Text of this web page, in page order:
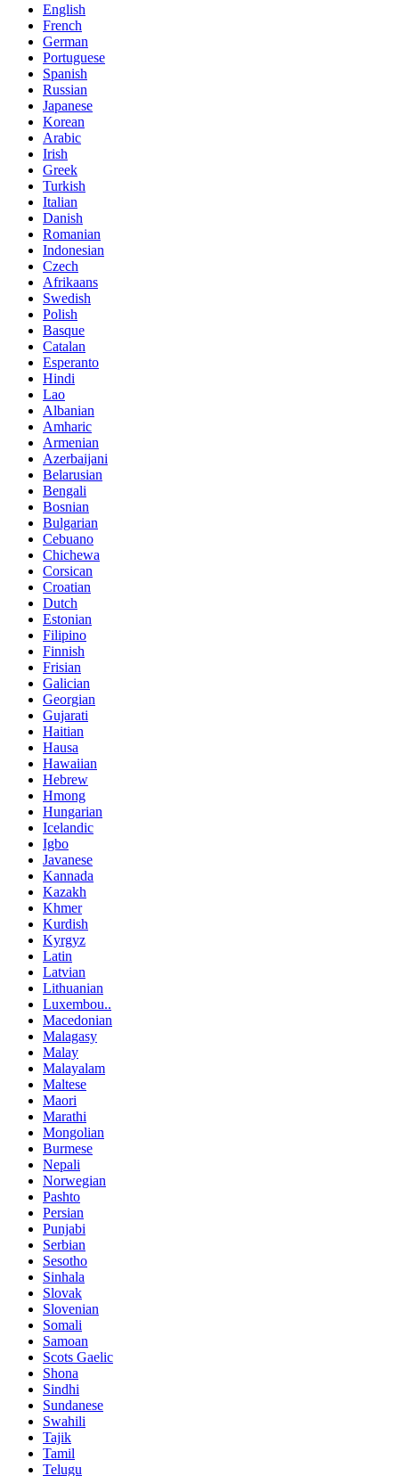
English
French
German
Portuguese
Spanish
Russian
Japanese
Korean
Arabic
Irish
Greek
Turkish
Italian
Danish
Romanian
Indonesian
Czech
Afrikaans
Swedish
Polish
Basque
Catalan
Esperanto
Hindi
Lao
Albanian
Amharic
Armenian
Azerbaijani
Belarusian
Bengali
Bosnian
Bulgarian
Cebuano
Chichewa
Corsican
Croatian
Dutch
Estonian
Filipino
Finnish
Frisian
Galician
Georgian
Gujarati
Haitian
Hausa
Hawaiian
Hebrew
Hmong
Hungarian
Icelandic
Igbo
Javanese
Kannada
Kazakh
Khmer
Kurdish
Kyrgyz
Latin
Latvian
Lithuanian
Luxembou..
Macedonian
Malagasy
Malay
Malayalam
Maltese
Maori
Marathi
Mongolian
Burmese
Nepali
Norwegian
Pashto
Persian
Punjabi
Serbian
Sesotho
Sinhala
Slovak
Slovenian
Somali
Samoan
Scots Gaelic
Shona
Sindhi
Sundanese
Swahili
Tajik
Tamil
Telugu